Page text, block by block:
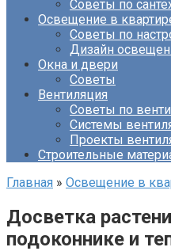
Советы по
Освещение в
Советы по
Дизайн
Окна и двери
Советы
Вентиляция
Советы по
Системы
Проекты
Строительные
Главная » Освещение в
Досветка
подоконнике и